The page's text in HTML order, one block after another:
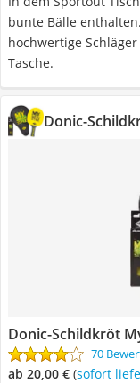
bunte Bälle
hochwertige
Tasche.
Donic-
Donic-Schildkröt
70
ab 20,00 € ( Sofort